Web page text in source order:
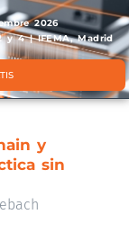
2026
y 4 | IFEMA, Madrid
y
sin